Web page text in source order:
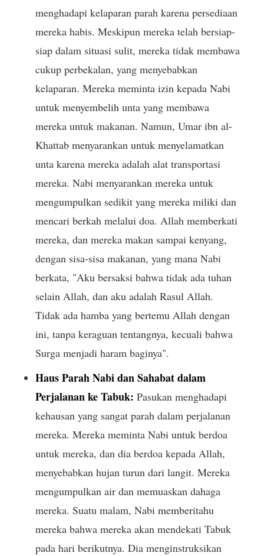
menghadapi kelaparan parah karena persediaan
mereka habis. Meskipun mereka telah bersiap-
siap dalam situasi sulit, mereka tidak membawa
cukup perbekalan, yang menyebabkan
kelaparan. Mereka meminta izin kepada Nabi
untuk menyembelih unta yang membawa
mereka untuk makanan. Namun, Umar ibn al-
Khattab menyarankan untuk menyelamatkan
unta karena mereka adalah alat transportasi
mereka. Nabi menyarankan mereka untuk
mengumpulkan sedikit yang mereka miliki dan
mencari berkah melalui doa. Allah memberkati
mereka, dan mereka makan sampai kenyang,
dengan sisa-sisa makanan, yang mana Nabi
berkata, "Aku bersaksi bahwa tidak ada tuhan
selain Allah, dan aku adalah Rasul Allah.
Tidak ada hamba yang bertemu Allah dengan
ini, tanpa keraguan tentangnya, kecuali bahwa
Surga menjadi haram baginya".
Haus Parah Nabi dan Sahabat dalam
Perjalanan ke Tabuk: Pasukan menghadapi
kehausan yang sangat parah dalam perjalanan
mereka. Mereka meminta Nabi untuk berdoa
untuk mereka, dan dia berdoa kepada Allah,
menyebabkan hujan turun dari langit. Mereka
mengumpulkan air dan memuaskan dahaga
mereka. Suatu malam, Nabi memberitahu
mereka bahwa mereka akan mendekati Tabuk
pada hari berikutnya. Dia menginstruksikan